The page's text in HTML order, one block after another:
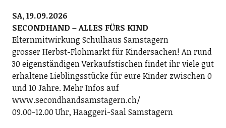
SA, 19.09.2026
SECONDHAND – ALLES FÜRS KIND
Elternmitwirkung Schulhaus Samstagern
grosser Herbst-Flohmarkt für Kindersachen! An rund
30 eigenständigen Verkaufstischen findet ihr viele gut
erhaltene Lieblingsstücke für eure Kinder zwischen 0
und 10 Jahre. Mehr Infos auf
www.secondhandsamstagern.ch/
09.00-12.00 Uhr, Haaggeri-Saal Samstagern